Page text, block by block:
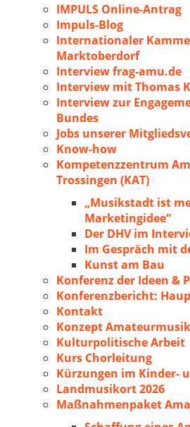
IMPULS Online-Antrag
Impuls-Blog
Internationaler
Marktoberdorf
Interview frag-amu.de
Interview mit Thomas
Interview zur
Bundes
Jobs unserer
Know-how
Kompetenzzentrum
Trossingen (KAT)
„Musikstadt ist
Marketingidee“
Der DHV im
Im Gespräch mit
Kunst am Bau
Konferenz der Ideen &
Konferenzbericht:
Kontakt
Konzept
Kulturpolitische Arbeit
Kurs Chorleitung
Kürzungen im Kinder-
Landmusikort 2026
Maßnahmenpaket